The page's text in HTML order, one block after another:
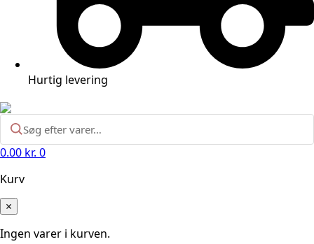
Hurtig levering
0.00 kr. 0
Kurv
×
Ingen varer i kurven.